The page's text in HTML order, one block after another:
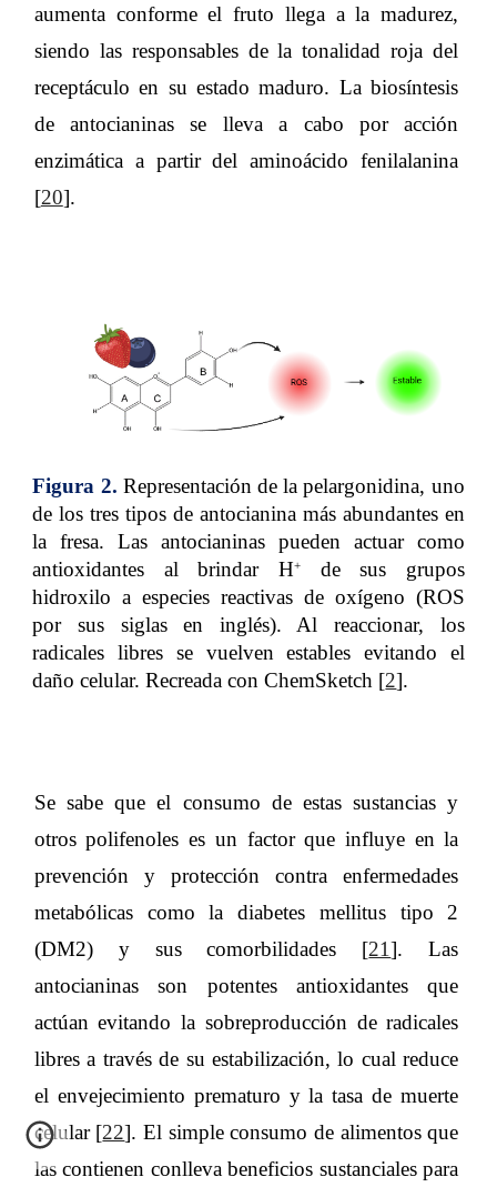
aumenta conforme el fruto llega a la madurez,
siendo las responsables de la tonalidad roja del
receptáculo en su estado maduro. La biosíntesis
de antocianinas se lleva a cabo por acción
enzimática a partir del aminoácido fenilalanina
[20].
Figura 2. Representación de la pelargonidina, uno
de los tres tipos de antocianina más abundantes en
la fresa. Las antocianinas pueden actuar como
antioxidantes al brindar H+
de sus grupos
hidroxilo a especies reactivas de oxígeno (ROS
por sus siglas en inglés). Al reaccionar, los
radicales libres se vuelven estables evitando el
daño celular. Recreada con ChemSketch [2].
Se sabe que el consumo de estas sustancias y
otros polifenoles es un factor que influye en la
prevención y protección contra enfermedades
metabólicas como la diabetes mellitus tipo 2
(DM2) y sus comorbilidades [21]. Las
antocianinas son potentes antioxidantes que
actúan evitando la sobreproducción de radicales
libres a través de su estabilización, lo cual reduce
el envejecimiento prematuro y la tasa de muerte
celular [22]. El simple consumo de alimentos que
las contienen conlleva beneficios sustanciales para